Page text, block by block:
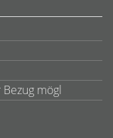
mögl